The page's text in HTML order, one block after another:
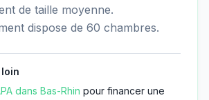
de taille moyenne.
dispose de 60 chambres.
dans Bas-Rhin pour financer une